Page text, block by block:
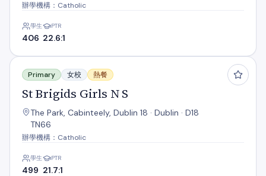
辦學機構：Catholic
學生
406
PTR
22.6:1
St Brigids Girls N S
Primary 女校 熱餐
St Brigids Girls N S
The Park, Cabinteely, Dublin 18 · Dublin · D18
TN66
辦學機構：Catholic
學生
499
PTR
21.7:1